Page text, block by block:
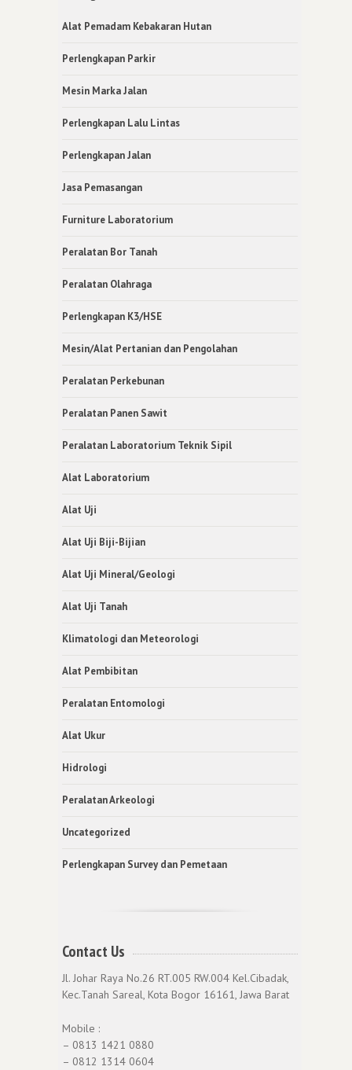
Alat Pemadam Kebakaran Hutan
Perlengkapan Parkir
Mesin Marka Jalan
Perlengkapan Lalu Lintas
Perlengkapan Jalan
Jasa Pemasangan
Furniture Laboratorium
Peralatan Bor Tanah
Peralatan Olahraga
Perlengkapan K3/HSE
Mesin/Alat Pertanian dan Pengolahan
Peralatan Perkebunan
Peralatan Panen Sawit
Peralatan Laboratorium Teknik Sipil
Alat Laboratorium
Alat Uji
Alat Uji Biji-Bijian
Alat Uji Mineral/Geologi
Alat Uji Tanah
Klimatologi dan Meteorologi
Alat Pembibitan
Peralatan Entomologi
Alat Ukur
Hidrologi
Peralatan Arkeologi
Uncategorized
Perlengkapan Survey dan Pemetaan
Contact Us
Jl. Johar Raya No.26 RT.005 RW.004 Kel.Cibadak,
Kec.Tanah Sareal, Kota Bogor 16161, Jawa Barat
Mobile :
– 0813 1421 0880
– 0812 1314 0604